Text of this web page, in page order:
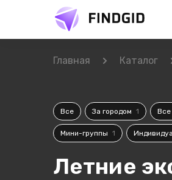
Главная Каталог
Все За городом 1 Все
Мини-группы 1
Летние